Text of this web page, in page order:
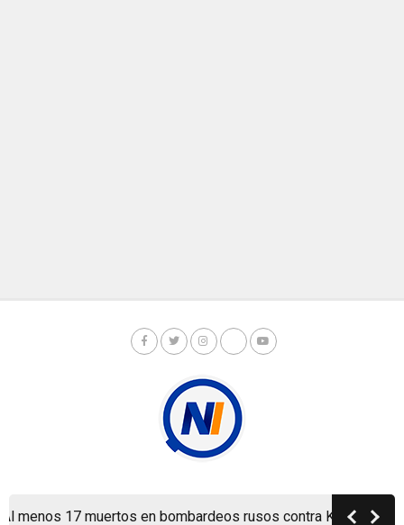
17 muertos en bombardeos rusos contra Kiev y sus
Copyright © Nicaragua Investiga 2024